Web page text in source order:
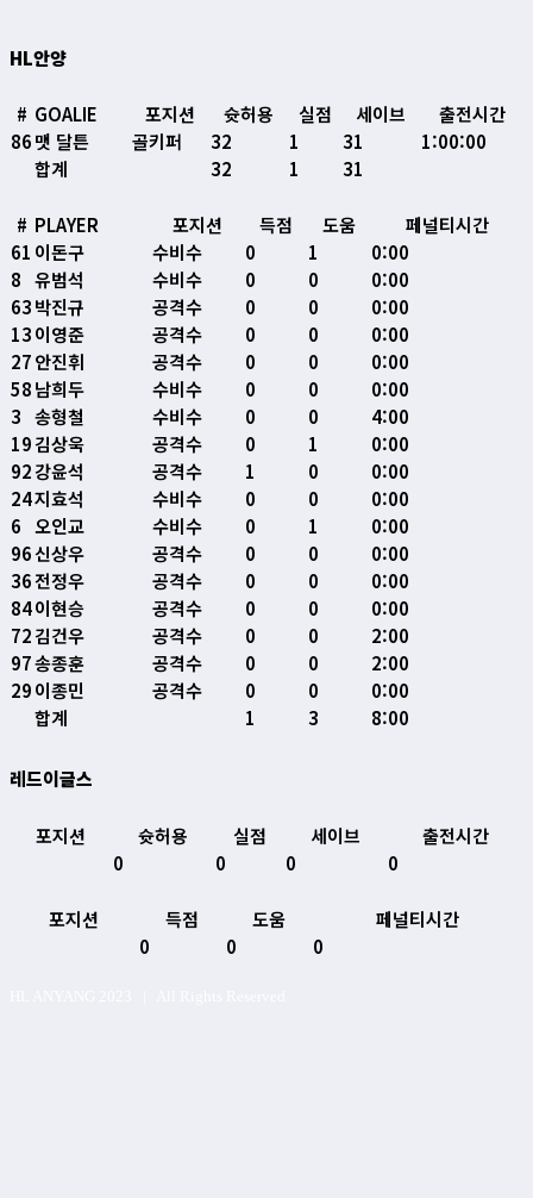
HL안양
# GOALIE 포지션 슛허용 실점 세이브
출전시간
86맷 달튼 골키퍼 32 1 31
1:00:00
합계
32 1 31
# PLAYER 포지션 득점 도움
페널티시간
61 이돈구 수비수 0 1
0:00
8 유범석 수비수 0 0
0:00
63박진규 공격수 0 0
0:00
13이영준 공격수 0 0
0:00
27안진휘 공격수 0 0
0:00
58남희두 수비수 0 0
0:00
3 송형철 수비수 0 0
4:00
19김상욱 공격수 0 1
0:00
92강윤석 공격수 1 0
0:00
24지효석 수비수 0 0
0:00
6 오인교 수비수 0 1
0:00
96신상우 공격수 0 0
0:00
36전정우 공격수 0 0
0:00
84이현승 공격수 0 0
0:00
72김건우 공격수 0 0
2:00
97송종훈 공격수 0 0
2:00
29이종민 공격수 0 0
0:00
합계
1 3 8:00
레드이글스
포지션 슛허용 실점 세이브
출전시간
0
0 0 0
포지션 득점 도움
페널티시간
0
0 0